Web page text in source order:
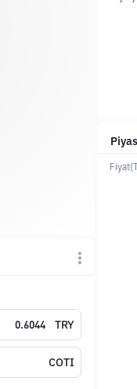
TRY
COTI